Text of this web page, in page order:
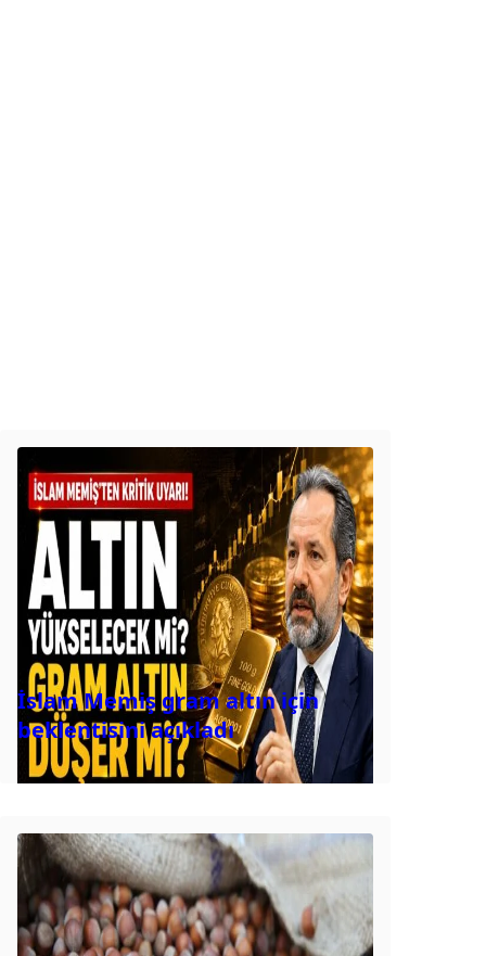
İslam Memiş gram altın için
beklentisini açıkladı